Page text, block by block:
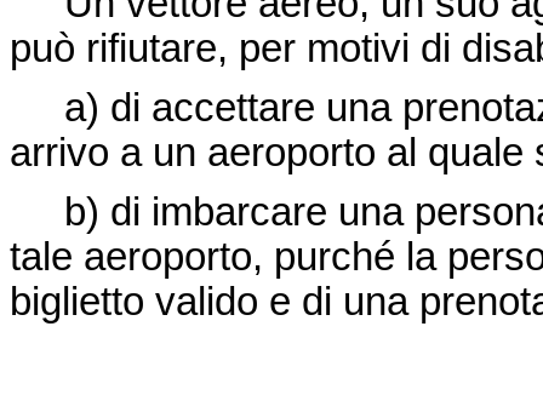
può rifiutare, per motivi di
a) di accettare una
arrivo a un aeroporto al
b) di imbarcare una
tale aeroporto, purché la
biglietto valido e di una